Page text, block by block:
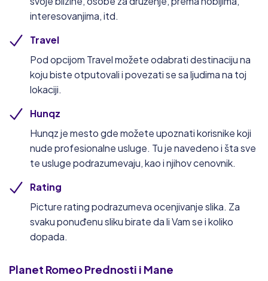
interesovanjima, itd.
Travel
Pod opcijom Travel možete odabrati destinaciju na
koju biste otputovali i povezati se sa ljudima na toj
lokaciji.
Hunqz
Hunqz je mesto gde možete upoznati korisnike koji
nude profesionalne usluge. Tu je navedeno i šta sve
te usluge podrazumevaju, kao i njihov cenovnik.
Rating
Picture rating podrazumeva ocenjivanje slika. Za
svaku ponuđenu sliku birate da li Vam se i koliko
dopada.
Planet RomeoPrednosti i Mane